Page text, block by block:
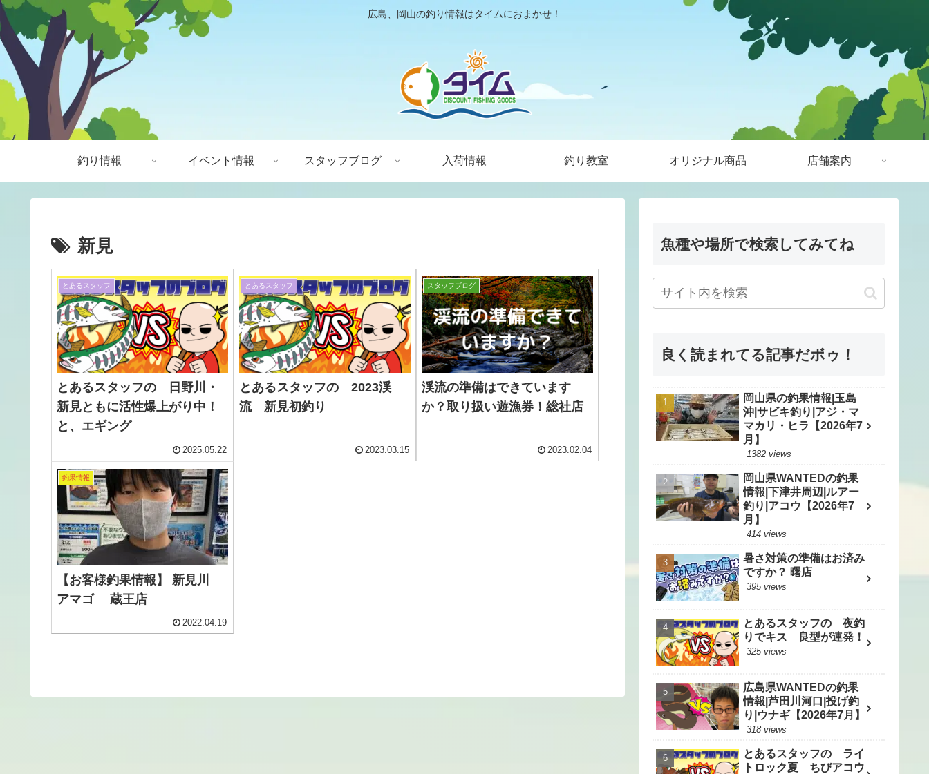
広島、岡山の釣り情報はタイムにおまかせ！
釣り情報 イベント情報 スタッフブログ 入荷情報 釣り教室 オリジナル商品 店舗案内
新見
とあるスタッフ
とあるスタッフの 日野川・
新見ともに活性爆上がり中！
と、エギング
2025.05.22
とあるスタッフ
とあるスタッフの 2023渓
流 新見初釣り
2023.03.15
スタッフブログ
渓流の準備はできています
か？取り扱い遊漁券！総社店
2023.02.04
釣果情報
【お客様釣果情報】 新見川
アマゴ 蔵王店
2022.04.19
魚種や場所で検索してみてね
良く読まれてる記事だボゥ！
岡山県の釣果情報|玉島
沖|サビキ釣り|アジ・マ
マカリ・ヒラ【2026年7
月】
1382 views
岡山県WANTEDの釣果
情報|下津井周辺|ルアー
釣り|アコウ【2026年7
月】
414 views
暑さ対策の準備はお済み
ですか？ 曙店
395 views
とあるスタッフの 夜釣
りでキス 良型が連発！
325 views
広島県WANTEDの釣果
情報|芦田川河口|投げ釣
り|ウナギ【2026年7月】
318 views
とあるスタッフの ライ
トロック夏 ちびアコウ